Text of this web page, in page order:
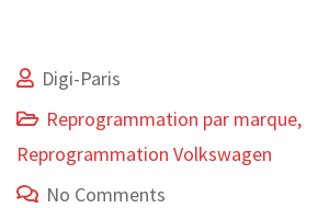
Digi-Paris
Reprogrammation par marque,
Reprogrammation Volkswagen
No Comments